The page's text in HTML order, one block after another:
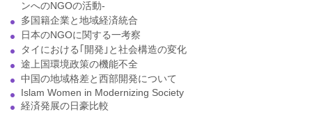
ンへのNGOの活動-
多国籍企業と地域経済統合
日本のNGOに関する一考察
タイにおける｢開発｣と社会構造の変化
途上国環境政策の機能不全
中国の地域格差と西部開発について
Islam Women in Modernizing Society
経済発展の日豪比較